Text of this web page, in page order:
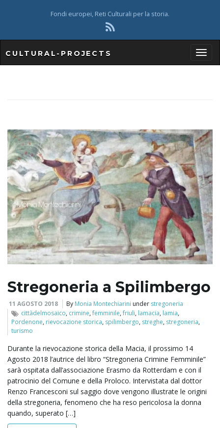
Fondi europei, Reti Culturali per la storia.
g
g
a
CULTURAL-PROJECTS
Stregoneria a Spilimbergo
11 AGOSTO 2018 By Monia Montechiarini under stregoneria
cittàdelmosaico, crimine,femminile,friuli, lamacia, lamia,
Pordenone, rievocazione storica, spilimbergo, streghe, stregoneria,
turismo
Durante la rievocazione storica della Macia, il prossimo 14
Agosto 2018 l’autrice del libro “Stregoneria Crimine Femminile”
sarà ospitata dall’associazione Erasmo da Rotterdam e con il
patrocinio del Comune e della Proloco. Intervistata dal dottor
Renzo Francesconi sul saggio dove vengono illustrate le origini
della stregoneria, fenomeno che ha reso pericolosa la donna
quando, superato […]